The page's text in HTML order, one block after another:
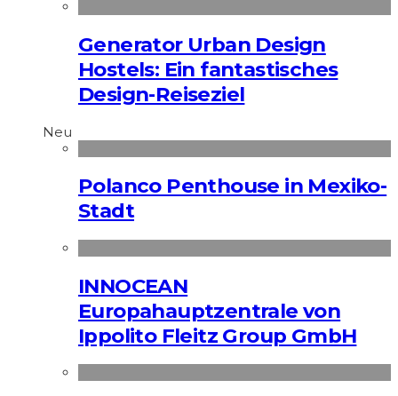
Generator Urban Design
Hostels: Ein fantastisches
Design-Reiseziel
Neu
Polanco Penthouse in Mexiko-
Stadt
INNOCEAN
Europahauptzentrale von
Ippolito Fleitz Group GmbH